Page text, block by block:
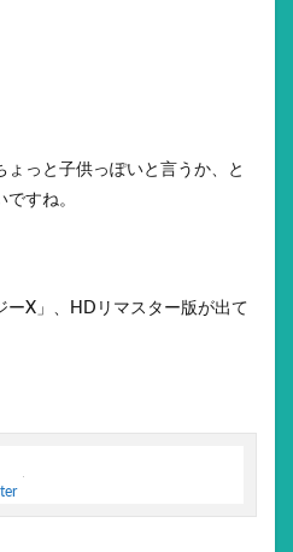
っと子供っぽいと言うか、と
すね。
ーX」、HDリマスター版が出て